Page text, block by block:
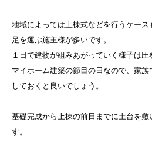
地域によっては上棟式などを行うケー
足を運ぶ施主様が多いです。
１日で建物が組みあがっていく様子は圧
マイホーム建築の節目の日なので、家
しておくと良いでしょう。
基礎完成から上棟の前日までに土台を敷
す。